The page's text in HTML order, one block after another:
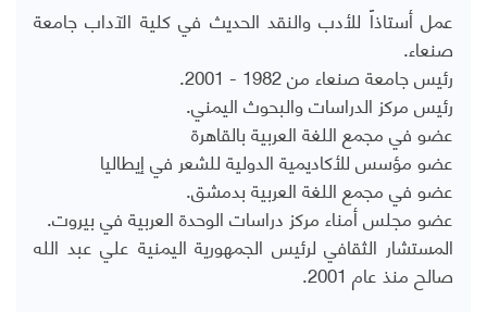
عمل أستاذاً للأدب والنقد الحديث في كلية الآداب جامعة
صنعاء.
رئيس جامعة صنعاء من 1982 - 2001.
رئيس مركز الدراسات والبحوث اليمني.
عضو في مجمع اللغة العربية بالقاهرة
عضو مؤسس للأكاديمية الدولية للشعر في إيطاليا
عضو في مجمع اللغة العربية بدمشق.
عضو مجلس أمناء مركز دراسات الوحدة العربية في بيروت.
المستشار الثقافي لرئيس الجمهورية اليمنية علي عبد الله
صالح منذ عام 2001.